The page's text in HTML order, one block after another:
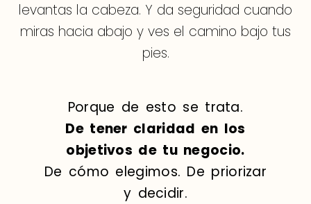
levantas la cabeza. Y da seguridad cuando
miras hacia abajo y ves el camino bajo tus
pies.
Porque de esto se trata.
De tener claridad en los
objetivos de tu negocio.
De cómo elegimos. De priorizar
y decidir.